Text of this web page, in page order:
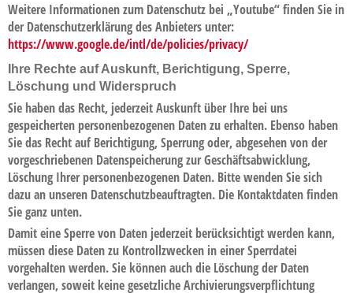
Weitere Informationen zum Datenschutz bei „Youtube“ finden Sie in
der Datenschutzerklärung des Anbieters unter:
https://www.google.de/intl/de/policies/privacy/
Ihre Rechte auf Auskunft, Berichtigung, Sperre,
Löschung und Widerspruch
Sie haben das Recht, jederzeit Auskunft über Ihre bei uns
gespeicherten personenbezogenen Daten zu erhalten. Ebenso haben
Sie das Recht auf Berichtigung, Sperrung oder, abgesehen von der
vorgeschriebenen Datenspeicherung zur Geschäftsabwicklung,
Löschung Ihrer personenbezogenen Daten. Bitte wenden Sie sich
dazu an unseren Datenschutzbeauftragten. Die Kontaktdaten finden
Sie ganz unten.
Damit eine Sperre von Daten jederzeit berücksichtigt werden kann,
müssen diese Daten zu Kontrollzwecken in einer Sperrdatei
vorgehalten werden. Sie können auch die Löschung der Daten
verlangen, soweit keine gesetzliche Archivierungsverpflichtung